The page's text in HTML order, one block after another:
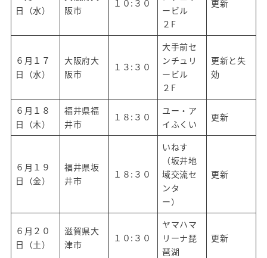
日（水）
阪市
１０:３０
ービル
２F
更新
６月１７
日（水）
大阪府大
阪市
１３:３０
大手前セ
ンチュリ
ービル
２F
更新と失
効
６月１８
日（木）
福井県福
井市
１８:３０
ユー・ア
イふくい
更新
６月１９
日（金）
福井県坂
井市
１８:３０
いねす
（坂井地
域交流セ
ンタ
ー）
更新
６月２０
日（土）
滋賀県大
津市
１０:３０
ヤマハマ
リーナ琵
琶湖
更新